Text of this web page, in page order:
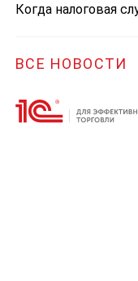
Когда налоговая
ВСЕ НОВОСТИ